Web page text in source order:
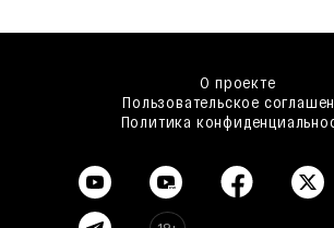
О проекте
Пользовательское
Политика